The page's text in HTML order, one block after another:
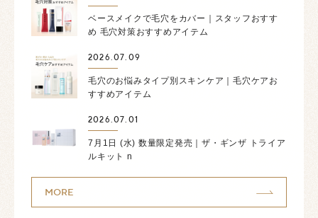
ベースメイクで毛穴をカバー｜スタッフおすす
め 毛穴対策おすすめアイテム
2026.07.09
毛穴のお悩みタイプ別スキンケア｜毛穴ケアお
すすめアイテム
2026.07.01
7月1日 (水) 数量限定発売｜ザ・ギンザ トライア
ルキット n
MORE